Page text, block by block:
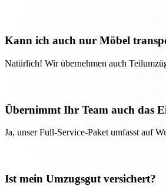
Kann ich auch nur Möbel
Natürlich! Wir übernehmen auch
Übernimmt Ihr Team auch das
Ja, unser Full-Service-Paket umfasst auf
Ist mein Umzugsgut versichert?